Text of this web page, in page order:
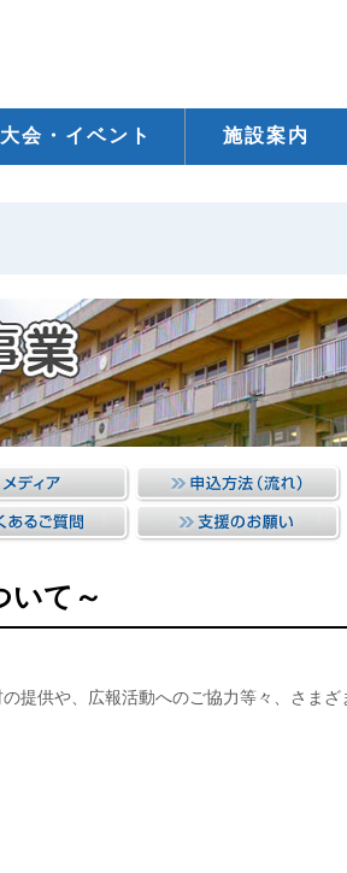
大会・イベント 施設案内
いて～
提供や、広報活動へのご協力等々、さまざ